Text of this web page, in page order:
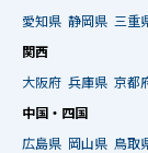
愛知県 静岡県 三重
関西
大阪府 兵庫県 京都
中国・四国
広島県 岡山県 鳥取